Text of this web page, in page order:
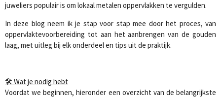
juweliers populair is om lokaal metalen oppervlakken te vergulden.
In deze blog neem ik je stap voor stap mee door het proces, van
oppervlaktevoorbereiding tot aan het aanbrengen van de gouden
laag, met uitleg bij elk onderdeel en tips uit de praktijk.
🛠️ Wat je nodig hebt
Voordat we beginnen, hieronder een overzicht van de belangrijkste